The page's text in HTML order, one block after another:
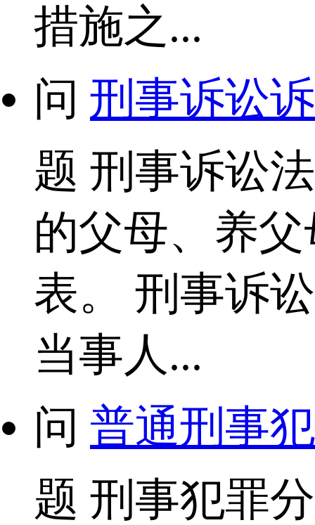
措施之...
问 刑事诉讼
题 刑事诉讼
的父母、养
表。 刑事诉
当事人...
问 普通刑事
题 刑事犯罪